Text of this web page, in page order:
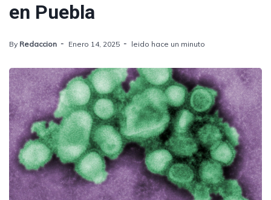
en Puebla
By Redaccion Enero 14, 2025 leido hace un minuto